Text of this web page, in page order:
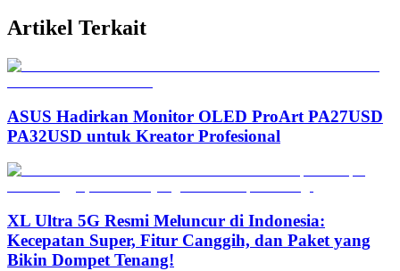
Artikel Terkait
ASUS Hadirkan Monitor OLED ProArt PA27USD
PA32USD untuk Kreator Profesional
XL Ultra 5G Resmi Meluncur di Indonesia:
Kecepatan Super, Fitur Canggih, dan Paket yang
Bikin Dompet Tenang!